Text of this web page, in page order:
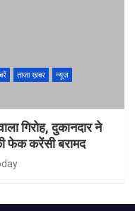
ताज़ा ख़बर
न्यूज़
गिरोह, दुकानदार ने
फेक करेंसी बरामद